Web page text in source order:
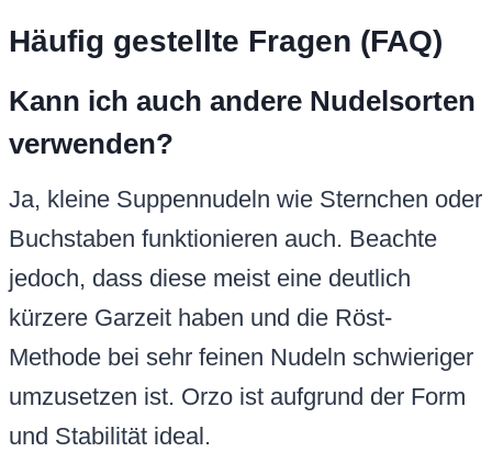
Häufig gestellte Fragen (FAQ)
Kann ich auch andere Nudelsorten
verwenden?
Ja, kleine Suppennudeln wie Sternchen oder
Buchstaben funktionieren auch. Beachte
jedoch, dass diese meist eine deutlich
kürzere Garzeit haben und die Röst-
Methode bei sehr feinen Nudeln schwieriger
umzusetzen ist. Orzo ist aufgrund der Form
und Stabilität ideal.